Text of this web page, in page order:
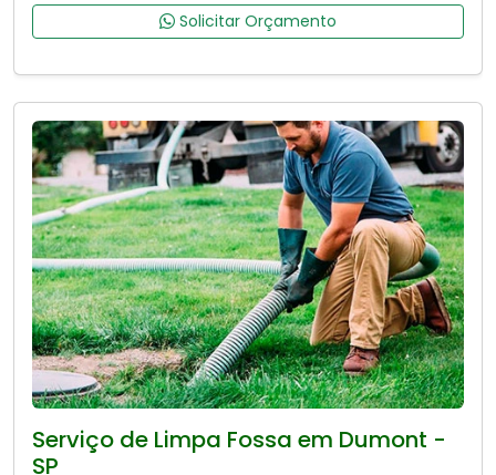
Solicitar Orçamento
Serviço de Limpa Fossa em Dumont -
SP